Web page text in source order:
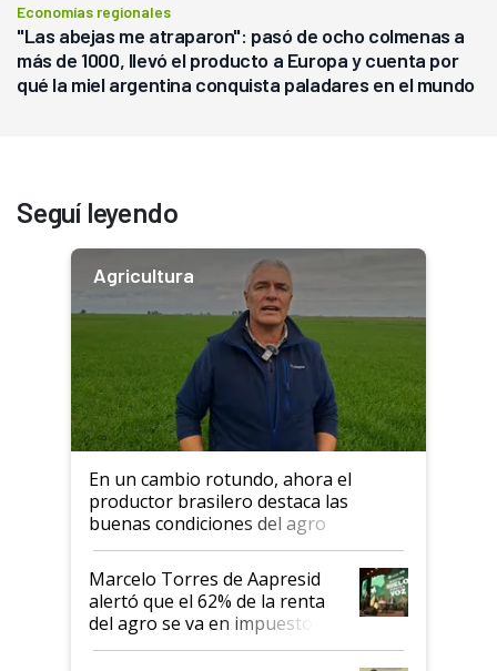
Economías regionales
"Las abejas me atraparon": pasó de ocho colmenas a
más de 1000, llevó el producto a Europa y cuenta por
qué la miel argentina conquista paladares en el mundo
Seguí leyendo
Agricultura
En un cambio rotundo, ahora el
productor brasilero destaca las
buenas condiciones del agro
argentino para invertir: "Los veo
más motivados"
Marcelo Torres de Aapresid
alertó que el 62% de la renta
del agro se va en impuestos:
"No es bueno que en